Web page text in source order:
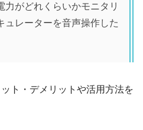
力がどれくらいかモニタリ
ュレーターを音声操作した
ト・デメリットや活用方法を